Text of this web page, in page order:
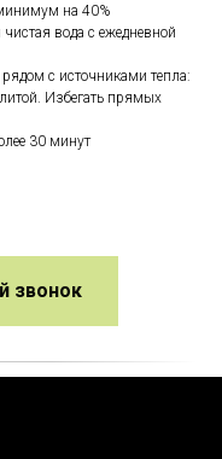
на 40%
вода с ежедневной
с источниками тепла:
Избегать прямых
30 минут
звонок